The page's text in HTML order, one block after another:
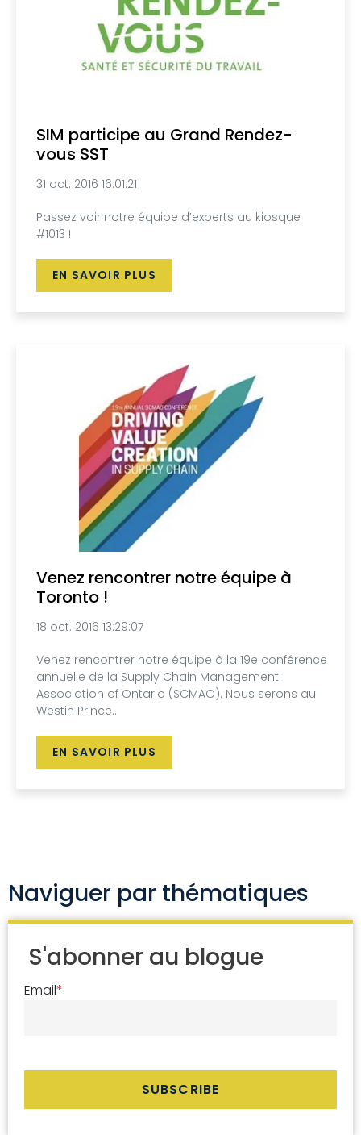
SIM participe au Grand Rendez-
vous SST
31 oct. 2016 16:01:21
Passez voir notre équipe d’experts au kiosque
#1013 !
EN SAVOIR PLUS
Venez rencontrer notre équipe à
Toronto !
18 oct. 2016 13:29:07
Venez rencontrer notre équipe à la 19e conférence
annuelle de la Supply Chain Management
Association of Ontario (SCMAO). Nous serons au
Westin Prince..
EN SAVOIR PLUS
Naviguer par thématiques
S'abonner au blogue
Email*